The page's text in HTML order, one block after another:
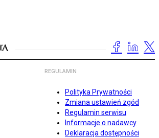
REGULAMIN
Polityka Prywatności
Zmiana ustawień zgód
Regulamin serwisu
Informacje o nadawcy
Deklaracja dostępności